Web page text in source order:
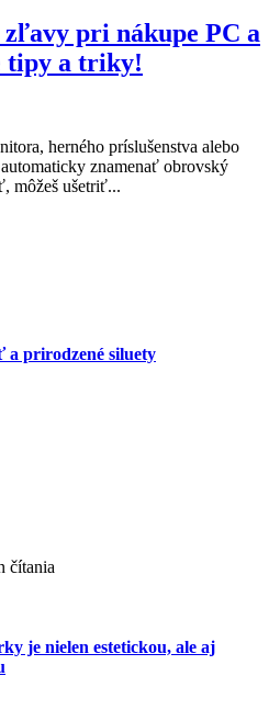
pri nákupe PC a
tipy a triky!
herného príslušenstva alebo
znamenať obrovský
môžeš ušetriť...
a prirodzené siluety
čítania
je nielen estetickou, ale aj